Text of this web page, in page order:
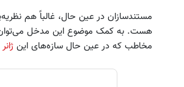
مستندسازان در عین حال، غالباً هم
هست. به کمک موضوع این مدخل می‌توان
مخاطب که در عین حال سازه‌های این ژانر